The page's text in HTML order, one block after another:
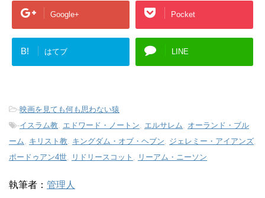
Google+ Pocket
B! はてブ LINE
-映画を見ても何も思わない猿
-イスラム教 エドワード・ノートン エルサレム
オーランド・ブル
ーム
キリスト教 キングダム・オブ・ヘブン ジェレミー・アイアンズ
ポードゥアン4世
リドリースコット リーアム・ニーソン
執筆者： 管理人